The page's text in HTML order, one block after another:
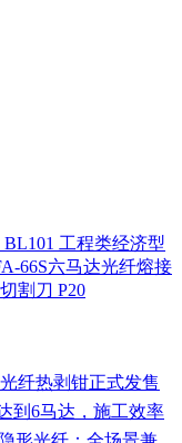
工程类经济型
66S六马达光纤熔接
割刀 P20
纤热剥钳正式发售
到6马达，施工效率